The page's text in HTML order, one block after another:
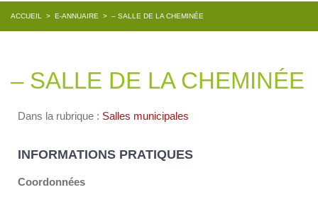
ACCUEIL > E-ANNUAIRE > – SALLE DE LA CHEMINÉE
– SALLE DE LA CHEMINÉE
Dans la rubrique : Salles municipales
INFORMATIONS PRATIQUES
Coordonnées